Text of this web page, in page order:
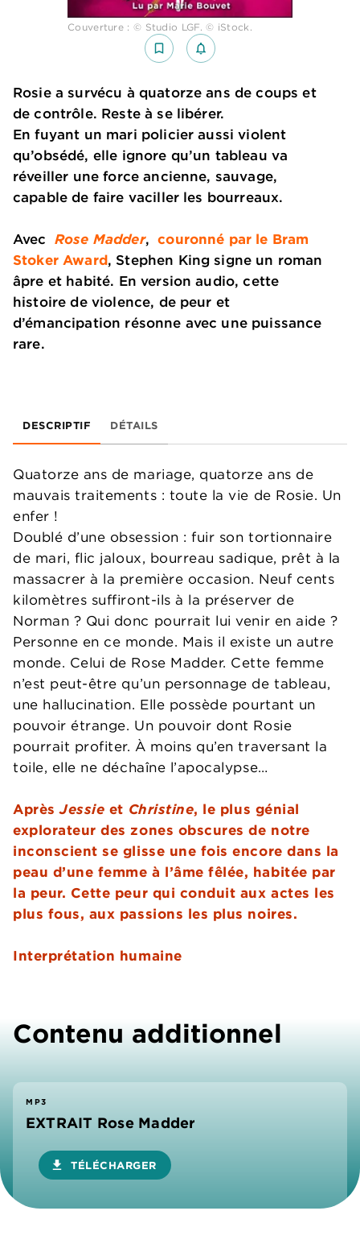
Couverture : © Studio LGF. © iStock.
bookmark_border notifications_none_outlined
Rosie a survécu à quatorze ans de coups et
de contrôle. Reste à se libérer.
En fuyant un mari policier aussi violent
qu’obsédé, elle ignore qu’un tableau va
réveiller une force ancienne, sauvage,
capable de faire vaciller les bourreaux.
Avec Rose Madder,couronné par le Bram
Stoker Award, Stephen King signe un roman
âpre et habité. En version audio, cette
histoire de violence, de peur et
d’émancipation résonne avec une puissance
rare.
DESCRIPTIF DÉTAILS
Quatorze ans de mariage, quatorze ans de
mauvais traitements : toute la vie de Rosie. Un
enfer !
Doublé d’une obsession : fuir son tortionnaire
de mari, flic jaloux, bourreau sadique, prêt à la
massacrer à la première occasion. Neuf cents
kilomètres suffiront-ils à la préserver de
Norman ? Qui donc pourrait lui venir en aide ?
Personne en ce monde. Mais il existe un autre
monde. Celui de Rose Madder. Cette femme
n’est peut-être qu’un personnage de tableau,
une hallucination. Elle possède pourtant un
pouvoir étrange. Un pouvoir dont Rosie
pourrait profiter. À moins qu’en traversant la
toile, elle ne déchaîne l’apocalypse…
AprèsJessie et Christine, le plus génial
explorateur des zones obscures de notre
inconscient se glisse une fois encore dans la
peau d’une femme à l’âme fêlée, habitée par
la peur. Cette peur qui conduit aux actes les
plus fous, aux passions les plus noires.
Interprétation humaine
Contenu additionnel
MP3
EXTRAIT Rose Madder
download TÉLÉCHARGER